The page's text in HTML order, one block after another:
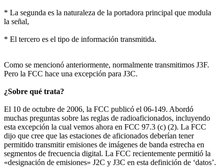
* La segunda es la naturaleza de la portadora principal que modula
la señal,
* El tercero es el tipo de información transmitida.
Como se mencionó anteriormente, normalmente transmitimos J3F.
Pero la FCC hace una excepción para J3C.
¿Sobre qué trata?
El 10 de octubre de 2006, la FCC publicó el 06-149. Abordó
muchas preguntas sobre las reglas de radioaficionados, incluyendo
esta excepción la cual vemos ahora en FCC 97.3 (c) (2). La FCC
dijo que cree que las estaciones de aficionados deberían tener
permitido transmitir emisiones de imágenes de banda estrecha en
segmentos de frecuencia digital. La FCC recientemente permitió la
«designación de emisiones» J2C y J3C en esta definición de ‘datos’.